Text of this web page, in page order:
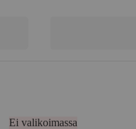
Ei valikoimassa